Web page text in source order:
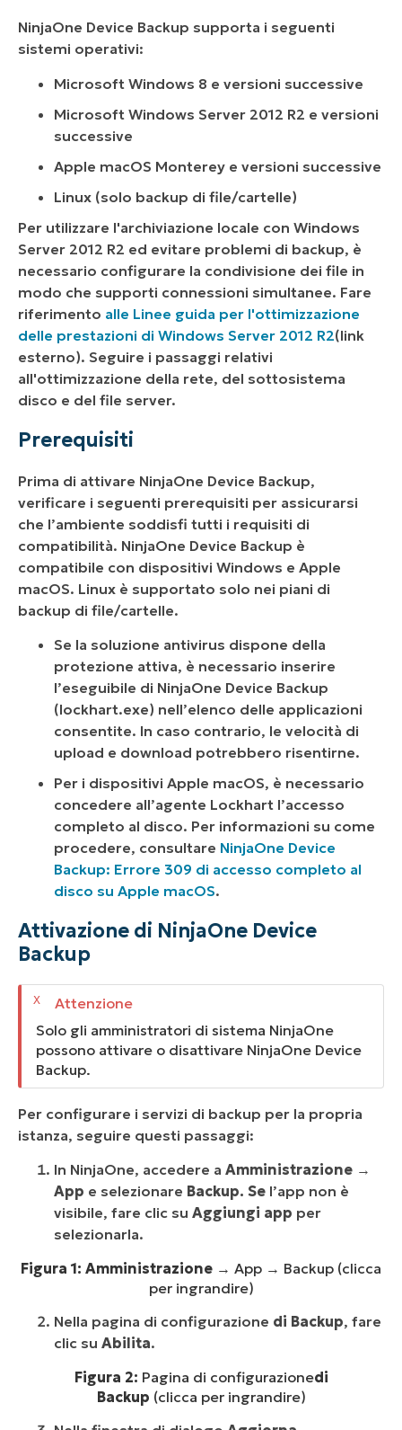
NinjaOne Device Backup supporta i seguenti
sistemi operativi:
Microsoft Windows 8 e versioni successive
Microsoft Windows Server 2012 R2 e versioni
successive
Apple macOS Monterey e versioni successive
Linux (solo backup di file/cartelle)
Per utilizzare l'archiviazione locale con Windows
Server 2012 R2 ed evitare problemi di backup, è
necessario configurare la condivisione dei file in
modo che supporti connessioni simultanee. Fare
riferimento alle Linee guida per l'ottimizzazione
delle prestazioni di Windows Server 2012 R2(link
esterno). Seguire i passaggi relativi
all'ottimizzazione della rete, del sottosistema
disco e del file server.
Prerequisiti
Prima di attivare NinjaOne Device Backup,
verificare i seguenti prerequisiti per assicurarsi
che l’ambiente soddisfi tutti i requisiti di
compatibilità. NinjaOne Device Backup è
compatibile con dispositivi Windows e Apple
macOS. Linux è supportato solo nei piani di
backup di file/cartelle.
Se la soluzione antivirus dispone della
protezione attiva, è necessario inserire
l’eseguibile di NinjaOne Device Backup
(lockhart.exe) nell’elenco delle applicazioni
consentite. In caso contrario, le velocità di
upload e download potrebbero risentirne.
Per i dispositivi Apple macOS, è necessario
concedere all’agente Lockhart l’accesso
completo al disco. Per informazioni su come
procedere, consultare NinjaOne Device
Backup: Errore 309 di accesso completo al
disco su Apple macOS.
Attivazione di NinjaOne Device
Backup
Solo gli amministratori di sistema NinjaOne
possono attivare o disattivare NinjaOne Device
Backup.
Per configurare i servizi di backup per la propria
istanza, seguire questi passaggi:
In NinjaOne, accedere a Amministrazione →
App e selezionare Backup. Se l’app non è
visibile, fare clic su Aggiungi app per
selezionarla.
Figura 1: Amministrazione → App → Backup (clicca
per ingrandire)
Nella pagina di configurazione di Backup, fare
clic su Abilita.
Figura 2: Pagina di configurazionedi
Backup (clicca per ingrandire)